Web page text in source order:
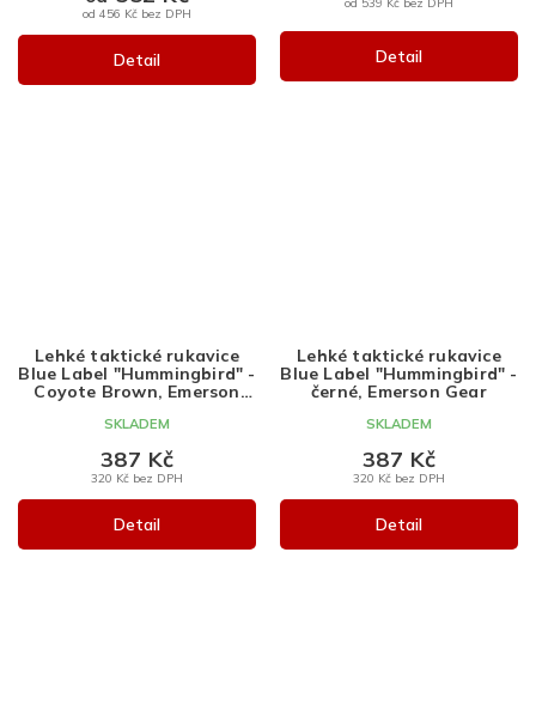
od 456 Kč bez DPH
Detail Detail
Lehké taktické rukavice
Blue Label "Hummingbird" -
Coyote Brown, Emerson
SKLADEM
320 Kč bez DPH
387 Kč
Detail
Lehké taktické rukavice
Blue Label "Hummingbird" -
černé, Emerson Gear
SKLADEM
320 Kč bez DPH
387 Kč
Detail